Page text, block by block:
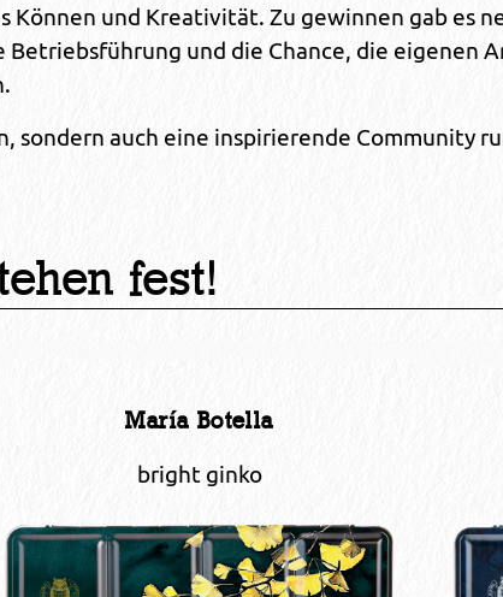
und Kreativität. Zu gewinnen gab es
und die Chance, die eigenen
auch eine inspirierende Community
fest!
María Botella
bright ginko